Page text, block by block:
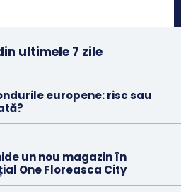
ultimele 7 zile
europene: risc sau
un nou magazin în
One Floreasca City